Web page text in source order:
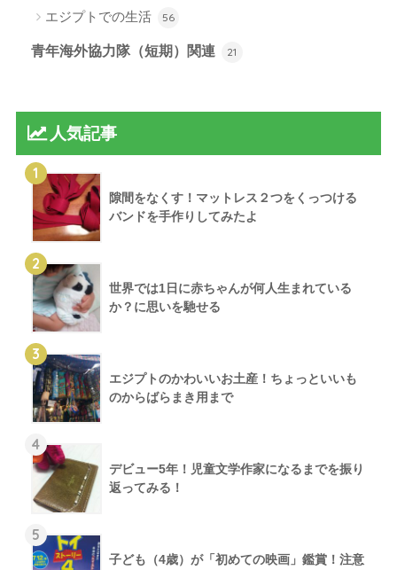
エジプトでの生活 56
青年海外協力隊（短期）関連 21
人気記事
1
隙間をなくす！マットレス２つをくっつける
バンドを手作りしてみたよ
2
世界では1日に赤ちゃんが何人生まれている
か？に思いを馳せる
3
エジプトのかわいいお土産！ちょっといいも
のからばらまき用まで
4
デビュー5年！児童文学作家になるまでを振り
返ってみる！
5
子ども（4歳）が「初めての映画」鑑賞！注意